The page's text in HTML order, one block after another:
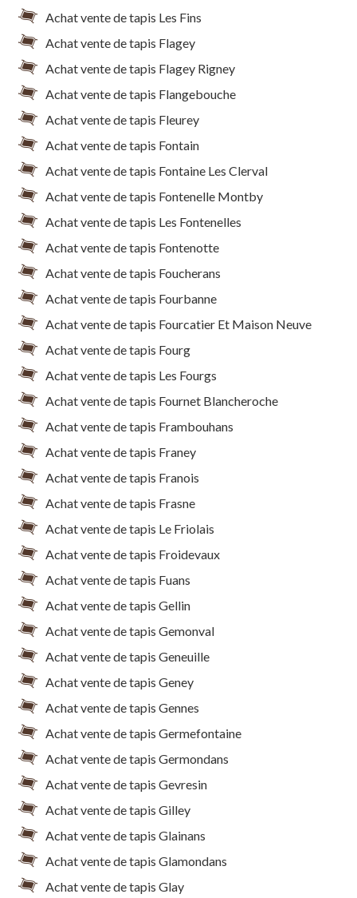
Achat vente de tapis Les Fins
Achat vente de tapis Flagey
Achat vente de tapis Flagey Rigney
Achat vente de tapis Flangebouche
Achat vente de tapis Fleurey
Achat vente de tapis Fontain
Achat vente de tapis Fontaine Les Clerval
Achat vente de tapis Fontenelle Montby
Achat vente de tapis Les Fontenelles
Achat vente de tapis Fontenotte
Achat vente de tapis Foucherans
Achat vente de tapis Fourbanne
Achat vente de tapis Fourcatier Et Maison Neuve
Achat vente de tapis Fourg
Achat vente de tapis Les Fourgs
Achat vente de tapis Fournet Blancheroche
Achat vente de tapis Frambouhans
Achat vente de tapis Franey
Achat vente de tapis Franois
Achat vente de tapis Frasne
Achat vente de tapis Le Friolais
Achat vente de tapis Froidevaux
Achat vente de tapis Fuans
Achat vente de tapis Gellin
Achat vente de tapis Gemonval
Achat vente de tapis Geneuille
Achat vente de tapis Geney
Achat vente de tapis Gennes
Achat vente de tapis Germefontaine
Achat vente de tapis Germondans
Achat vente de tapis Gevresin
Achat vente de tapis Gilley
Achat vente de tapis Glainans
Achat vente de tapis Glamondans
Achat vente de tapis Glay